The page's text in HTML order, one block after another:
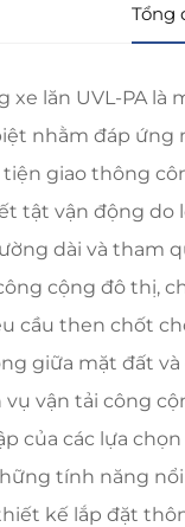
Tổng
xe lăn UVL-PA
nhằm đáp ứng
giao thông
tật vận động do
dài và tham
cộng đô thị,
cầu then chốt
giữa mặt đất
vụ vận tải công
của các lựa
tính năng
kế lắp đặt